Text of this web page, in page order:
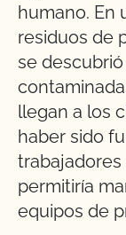
humano. En
residuos de
se
llegan a los
haber sido
permitiría
equipos de